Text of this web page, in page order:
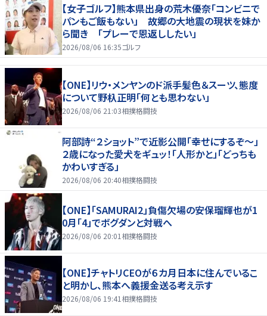
【女子ゴルフ】熊本県出身の荒木優奈「コンビニで
パンもご飯もない」 故郷の大地震の現状を妹か
ら聞き 「プレーで恩返ししたい」
2026/08/06 16:35ゴルフ
【ONE】リウ・メンヤンのド派手髪色＆スーツ、態度
について野杁正明「何とも思わない」
2026/08/06 21:03相撲格闘技
阿部詩“２ショット”で近影公開「幸せにするぞ〜」
２歳になった愛犬をギュッ！「人形かと」「どっちも
かわいすぎる」
2026/08/06 20:40相撲格闘技
【ONE】「SAMURAI2」負傷欠場の安保瑠輝也が1
0月「4」でボグダンと対戦へ
2026/08/06 20:01相撲格闘技
【ONE】チャトリCEOが６カ月日本に住んでいるこ
と明かし、熊本へ義援金送る考え示す
2026/08/06 19:41相撲格闘技